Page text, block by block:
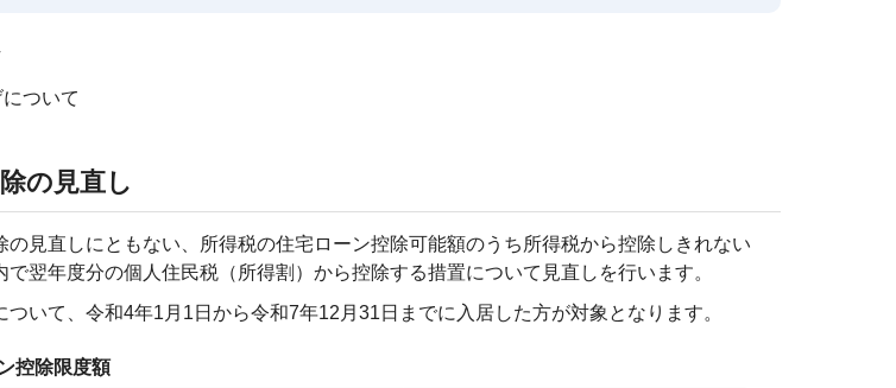
ついて
の見直し
の見直しにともない、所得税の住宅ローン控除可能額のうち所得税から控除しきれない
翌年度分の個人住民税（所得割）から控除する措置について見直しを行います。
いて、令和4年1月1日から令和7年12月31日までに入居した方が対象となります。
控除限度額